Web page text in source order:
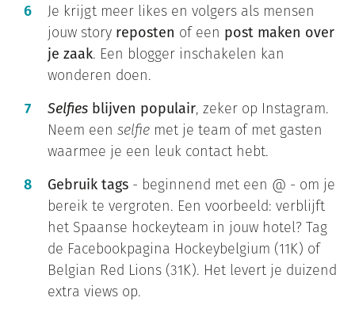
Je krijgt meer likes en volgers als mensen
jouw story reposten of een post maken over
je zaak. Een blogger inschakelen kan
wonderen doen.
Selfies blijven populair, zeker op Instagram.
Neem een selfie met je team of met gasten
waarmee je een leuk contact hebt.
Gebruik tags - beginnend met een @ - om je
bereik te vergroten. Een voorbeeld: verblijft
het Spaanse hockeyteam in jouw hotel? Tag
de Facebookpagina Hockeybelgium (11K) of
Belgian Red Lions (31K). Het levert je duizend
extra views op.